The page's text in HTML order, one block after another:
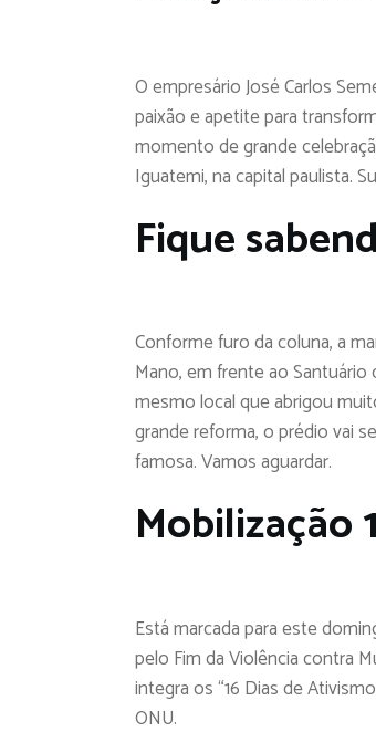
O empresário José Carlos
paixão e apetite para
momento de grande
Iguatemi, na capital paulista.
Fique
Conforme furo da coluna, a
Mano, em frente ao Santuário
mesmo local que abrigou
grande reforma, o prédio vai
famosa. Vamos aguardar.
Mobilização 1
Está marcada para este
pelo Fim da Violência contra
integra os “16 Dias de
ONU.